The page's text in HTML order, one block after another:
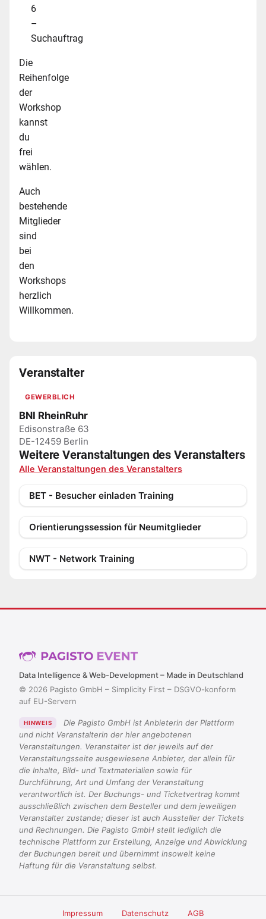
6
–
Suchauftrag
Die
Reihenfolge
der
Workshop
kannst
du
frei
wählen.
Auch
bestehende
Mitglieder
sind
bei
den
Workshops
herzlich
Willkommen.
Veranstalter
GEWERBLICH
BNI RheinRuhr
Edisonstraße 63
DE-12459 Berlin
Weitere Veranstaltungen des Veranstalters
Alle Veranstaltungen des Veranstalters
BET - Besucher einladen Training
Orientierungssession für Neumitglieder
NWT - Network Training
Data Intelligence & Web-Development – Made in Deutschland
© 2026 Pagisto GmbH – Simplicity First – DSGVO-konform
auf EU-Servern
HINWEIS
Die Pagisto GmbH ist Anbieterin der Plattform
und nicht Veranstalterin der hier angebotenen
Veranstaltungen. Veranstalter ist der jeweils auf der
Veranstaltungsseite ausgewiesene Anbieter, der allein für
die Inhalte, Bild- und Textmaterialien sowie für
Durchführung, Art und Umfang der Veranstaltung
verantwortlich ist. Der Buchungs- und Ticketvertrag kommt
ausschließlich zwischen dem Besteller und dem jeweiligen
Veranstalter zustande; dieser ist auch Aussteller der Tickets
und Rechnungen. Die Pagisto GmbH stellt lediglich die
technische Plattform zur Erstellung, Anzeige und Abwicklung
der Buchungen bereit und übernimmt insoweit keine
Haftung für die Veranstaltung selbst.
Impressum Datenschutz AGB